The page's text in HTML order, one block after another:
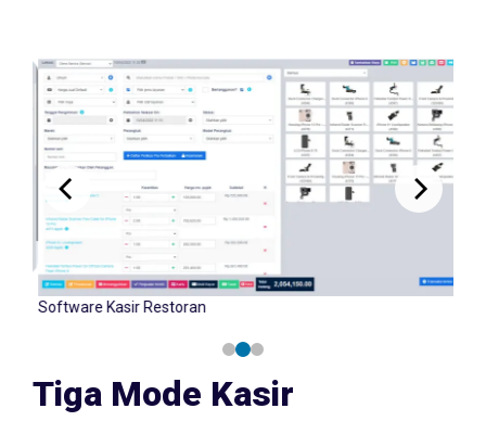
Software Kasir Retail
Tiga Mode Kasir